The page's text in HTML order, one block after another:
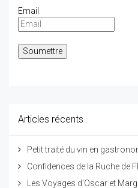
Email
Articles récents
Petit traité du vin en
Confidences de la Ruche de
Les Voyages d'Oscar et